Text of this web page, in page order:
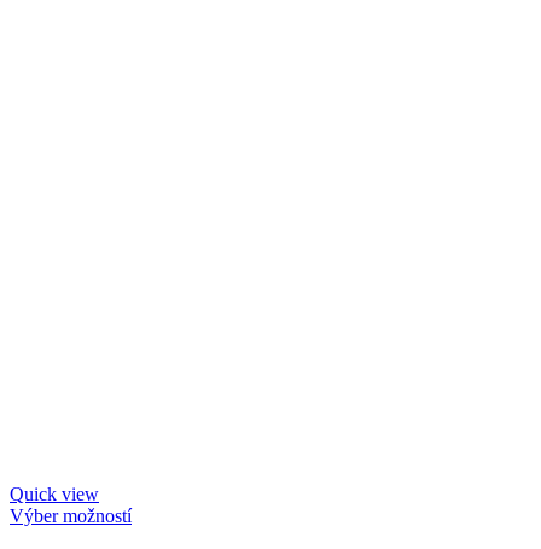
Quick view
Výber možností